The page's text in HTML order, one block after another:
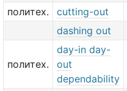
политех.
cutting-out
dashing out
политех.
day-in day-
out
dependability